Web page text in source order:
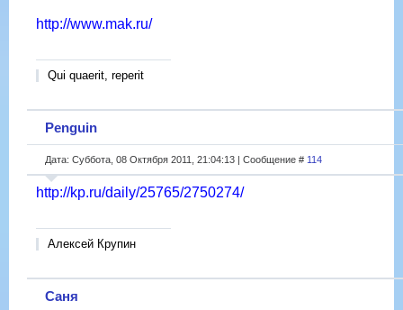
http://www.mak.ru/
Qui quaerit, reperit
Penguin
Дата: Суббота, 08 Октября 2011, 21:04:13 | Сообщение # 114
http://kp.ru/daily/25765/2750274/
Алексей Крупин
Саня